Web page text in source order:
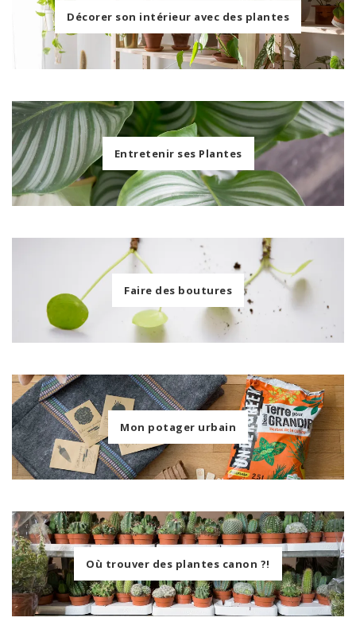
Décorer son intérieur avec des plantes
Entretenir ses Plantes
Faire des boutures
Mon potager urbain
Où trouver des plantes canon ?!